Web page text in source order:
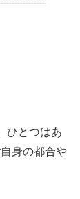
ひとつはあ
身の都合や